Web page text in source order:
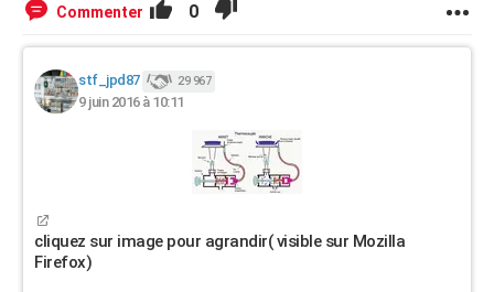
Commenter 0
stf_jpd87 29 967
9 juin 2016 à 10:11
cliquez sur image pour agrandir( visible sur Mozilla
Firefox)